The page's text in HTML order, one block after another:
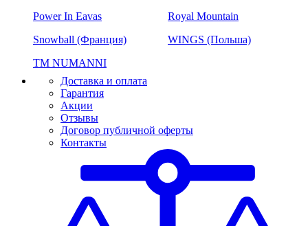
Power In Eavas
Royal Mountain
Snowball (Франция)
WINGS (Польша)
ТМ NUMANNI
Доставка и оплата
Гарантия
Акции
Отзывы
Договор публичной оферты
Контакты